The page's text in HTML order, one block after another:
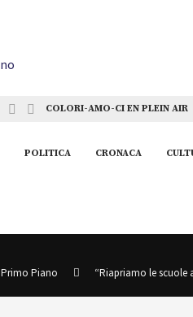
COLORI-AMO-CI EN PLEIN AIR
POLITICA CRONACA
Primo Piano “Riapriamo le scuole